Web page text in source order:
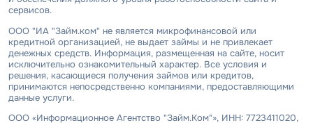
сервисов.
ООО "ИА "Займ.ком" не является микрофинансовой или
кредитной организацией, не выдает займы и не привлекает
денежных средств. Информация, размещенная на сайте, носит
исключительно ознакомительный характер. Все условия и
решения, касающиеся получения займов или кредитов,
принимаются непосредственно компаниями, предоставляющими
данные услуги.
ООО «Информационное Агентство "Займ.Ком"», ИНН: 7723411020,